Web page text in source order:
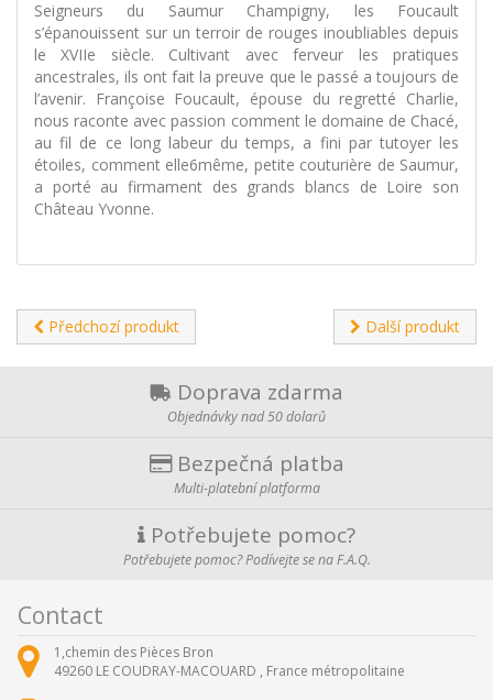
Seigneurs du Saumur Champigny, les Foucault
s’épanouissent sur un terroir de rouges inoubliables depuis
le XVIIe siècle. Cultivant avec ferveur les pratiques
ancestrales, ils ont fait la preuve que le passé a toujours de
l’avenir. Françoise Foucault, épouse du regretté Charlie,
nous raconte avec passion comment le domaine de Chacé,
au fil de ce long labeur du temps, a fini par tutoyer les
étoiles, comment elle6même, petite couturière de Saumur,
a porté au firmament des grands blancs de Loire son
Château Yvonne.
Předchozí produkt Další produkt
Doprava zdarma
Objednávky nad 50 dolarů
Bezpečná platba
Multi-platební platforma
Potřebujete pomoc?
Potřebujete pomoc? Podívejte se na F.A.Q.
Contact
1,chemin des Pièces Bron
49260 LE COUDRAY-MACOUARD , France métropolitaine